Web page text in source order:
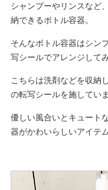
シャンプーやリンスなど
納できるボトル容器。
そんなボトル容器はシン
写シールでアレンジして
こちらは洗剤などを収納
の転写シールを施していま
優しい風合いとキュート
器がかわいらしいアイテ